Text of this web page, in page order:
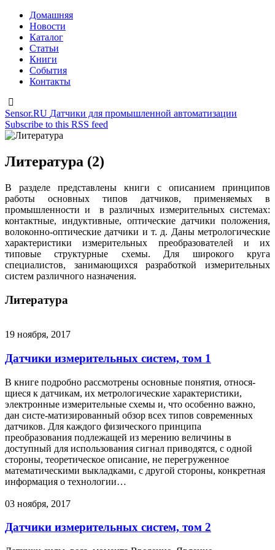
Домашняя
Новости
Каталог
Статьи
Книги
События
Контакты
Sensor.RU Датчики для промышленной автоматизации
Subscribe to this RSS feed
Литература (2)
В разделе представлены книги с описанием принципов
работы основных типов датчиков, применяемых в
промышленности и в различных измерительных системах:
контактные, индуктивные, оптические датчики положения,
волоконно-оптические датчики и т. д. Даны метрологические
характеристики измерительных преобразователей и их
типовые структурные схемы. Для широкого круга
специалистов, занимающихся разработкой измерительных
систем различного назначения.
Литература
19 ноября, 2017
Датчики измерительных систем, том 1
В книге подробно рассмотрены основные понятия, относя-
щиеся к датчикам, их метрологические характеристики,
электронные измерительные схемы и, что особенно важно,
дан систе-матизированный обзор всех типов современных
датчиков. Для каждого физического принципа
преобразования подлежащей из мерению величины в
доступный для использования сигнал приводятся, с одной
стороны, теоретическое описание, не перегруженное
математическими выкладками, с другой стороны, конкретная
информация о технологии…
03 ноября, 2017
Датчики измерительных систем, том 2